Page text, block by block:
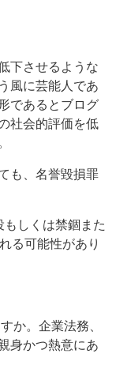
下させるような
風に芸能人であ
であるとブログ
社会的評価を低
も、名誉毀損罪
しくは禁錮また
る可能性があり
か。企業法務、
身かつ熱意にあ